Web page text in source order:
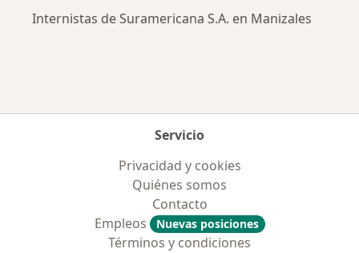
Internistas de Suramericana S.A. en Manizales
Servicio
Privacidad y cookies
Quiénes somos
Contacto
Empleos
Nuevas posiciones
Términos y condiciones